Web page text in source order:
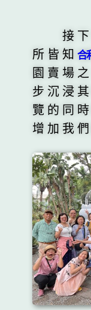
接下
所皆知 合
園賣場
步沉浸
覽的同
增加我